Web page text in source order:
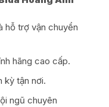
hỗ trợ vận chuyển
hãng cao cấp.
kỳ tận nơi.
ngũ chuyên